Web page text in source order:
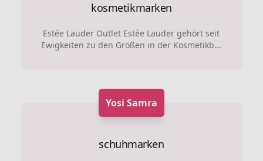
kosmetikmarken
Estée Lauder Outlet Estée Lauder gehört seit
Ewigkeiten zu den Größen in der Kosmetikb...
Yosi Samra
schuhmarken